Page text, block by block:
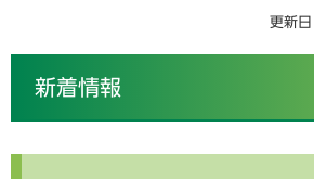
更新
新着情報